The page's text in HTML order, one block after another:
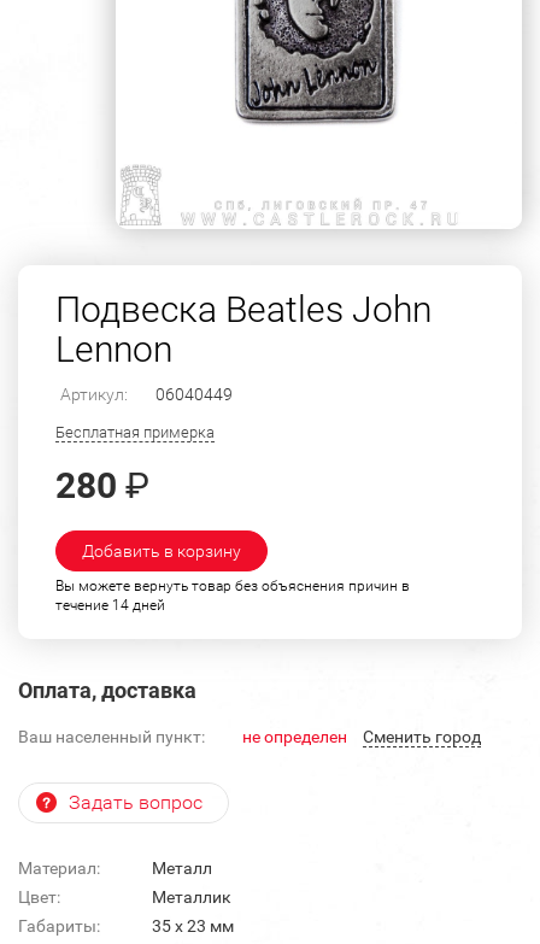
Подвеска Beatles John
Lennon
Артикул: 06040449
Бесплатная примерка
280 ₽
Добавить в корзину
Вы можете вернуть товар без объяснения причин в
течение 14 дней
Оплата, доставка
Ваш населенный пункт: не определен Cменить город
Задать вопрос
Материал:
Металл
Цвет:
Металлик
Габариты:
35 х 23 мм